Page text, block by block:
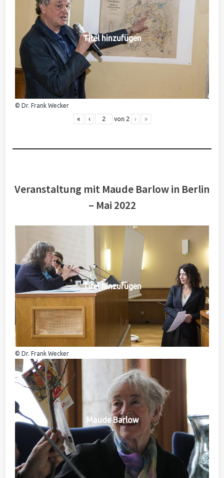
Titel hinzufügen
© Dr. Frank Wecker
« ‹ von 2 › »
Veranstaltung mit Maude Barlow in Berlin
– Mai 2022
Titel hinzufügen
© Dr. Frank Wecker
Maude Barlow